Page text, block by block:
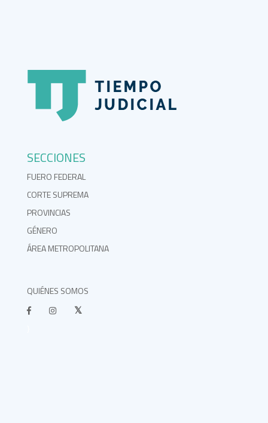
SECCIONES
FUERO FEDERAL
CORTE SUPREMA
PROVINCIAS
GÉNERO
ÁREA METROPOLITANA
QUIÉNES SOMOS